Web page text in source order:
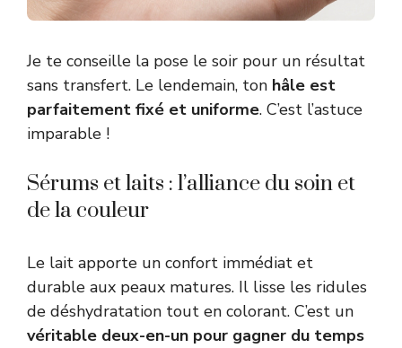
Je te conseille la pose le soir pour un résultat
sans transfert. Le lendemain, ton hâle est
parfaitement fixé et uniforme. C’est l’astuce
imparable !
Sérums et laits : l’alliance du soin et
de la couleur
Le lait apporte un confort immédiat et
durable aux peaux matures. Il lisse les ridules
de déshydratation tout en colorant. C’est un
véritable deux-en-un pour gagner du temps